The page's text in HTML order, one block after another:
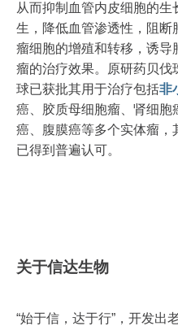
从而抑制血管内皮细胞的
生，降低血管渗透性，阻断
瘤细胞的增殖和转移，诱导
瘤的治疗效果。原研药贝伐
球已获批其用于治疗包括非
癌、胶质母细胞瘤、肾细胞
癌、腹膜癌等多个实体瘤，
已得到普遍认可。
关于信达生物
“始于信，达于行”，开发出